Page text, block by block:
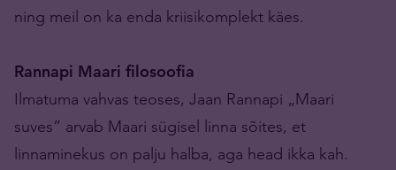
ning meil on ka enda kriisikomplekt käes.
Rannapi Maari filosoofia
Ilmatuma vahvas teoses, Jaan Rannapi „Maari
suves” arvab Maari sügisel linna sõites, et
linnaminekus on palju halba, aga head ikka kah.